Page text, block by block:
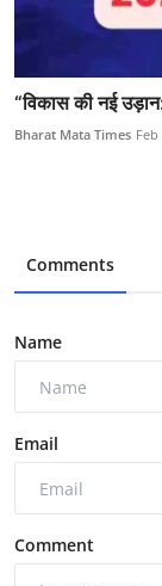
“विकास की नई
Bharat Mata Times Feb
Comments
Name
Email
Comment